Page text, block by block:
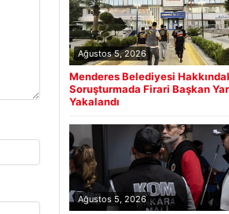
Ağustos 5, 2026
Menderes Belediyesi
Soruşturmada Firari Başkan
Yakalandı
Ağustos 5, 2026